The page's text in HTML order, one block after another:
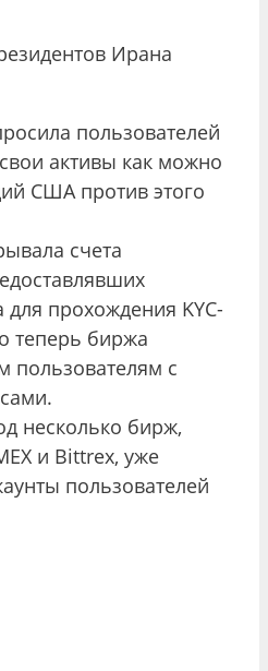
Ирана
пользователей
активы как можно
США против этого
счета
для прохождения KYC-
теперь биржа
пользователям с
несколько бирж,
и Bittrex, уже
пользователей